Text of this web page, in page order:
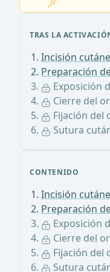
CONTENIDO
Incisión
Preparación
Exposición
Cierre del
Fijación del
Sutura
TRAS LA
Incisión
Preparación
Exposición
Cierre del
Fijación del
Sutura